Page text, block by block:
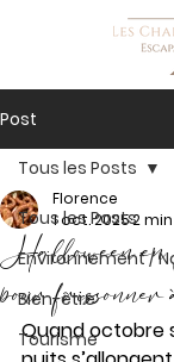
Post
Tous les Posts
Environnement /
Bien-être
Tourisme
Tous les Posts
Halloween
pour frissonner
Florence
1 oct. 20252
Quand octobre